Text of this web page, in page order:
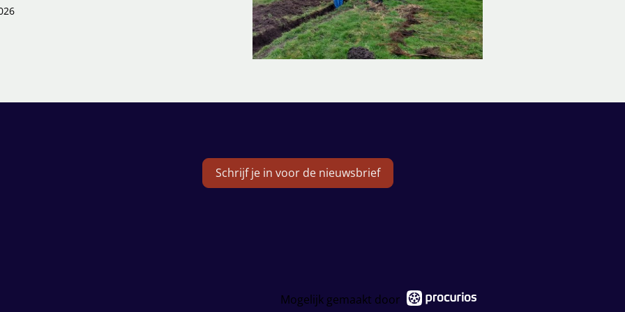
Schrijf je in voor de nieuwsbrief
Mogelijk gemaakt door